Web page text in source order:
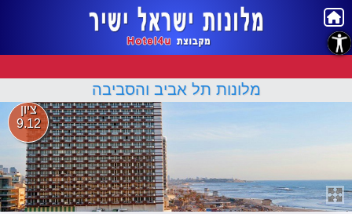
מלונות תל אביב והסביבה
ציון
9.12
נגישות